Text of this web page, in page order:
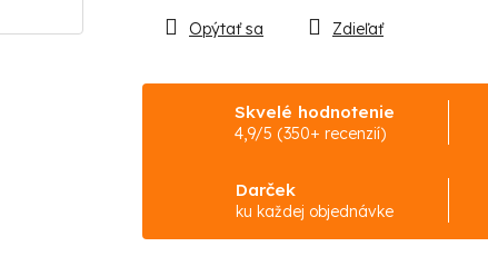
Skvelé hodnotenie
4,9/5 (350+ recenzií)
Darček
ku každej objednávke
Opýtať sa Zdieľať